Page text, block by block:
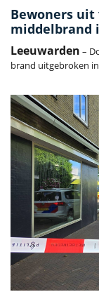
Bewoners
middelbrand
Leeuwarden –
brand uitgebroken